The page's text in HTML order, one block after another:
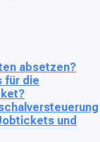
absetzen?
für die
und